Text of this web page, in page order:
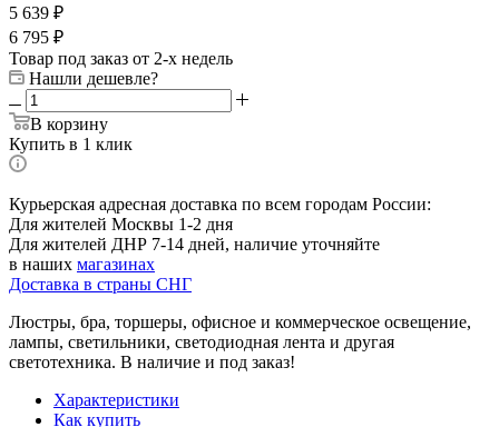
5 639 ₽
6 795 ₽
Товар под заказ от 2-х недель
Нашли дешевле?
В корзину
Купить в 1 клик
Курьерская адресная доставка по всем городам России:
Для жителей Москвы 1-2 дня
Для жителей ДНР 7-14 дней, наличие уточняйте
в наших магазинах
Доставка в страны СНГ
Люстры, бра, торшеры, офисное и коммерческое освещение,
лампы, светильники, светодиодная лента и другая
светотехника. В наличие и под заказ!
Характеристики
Как купить